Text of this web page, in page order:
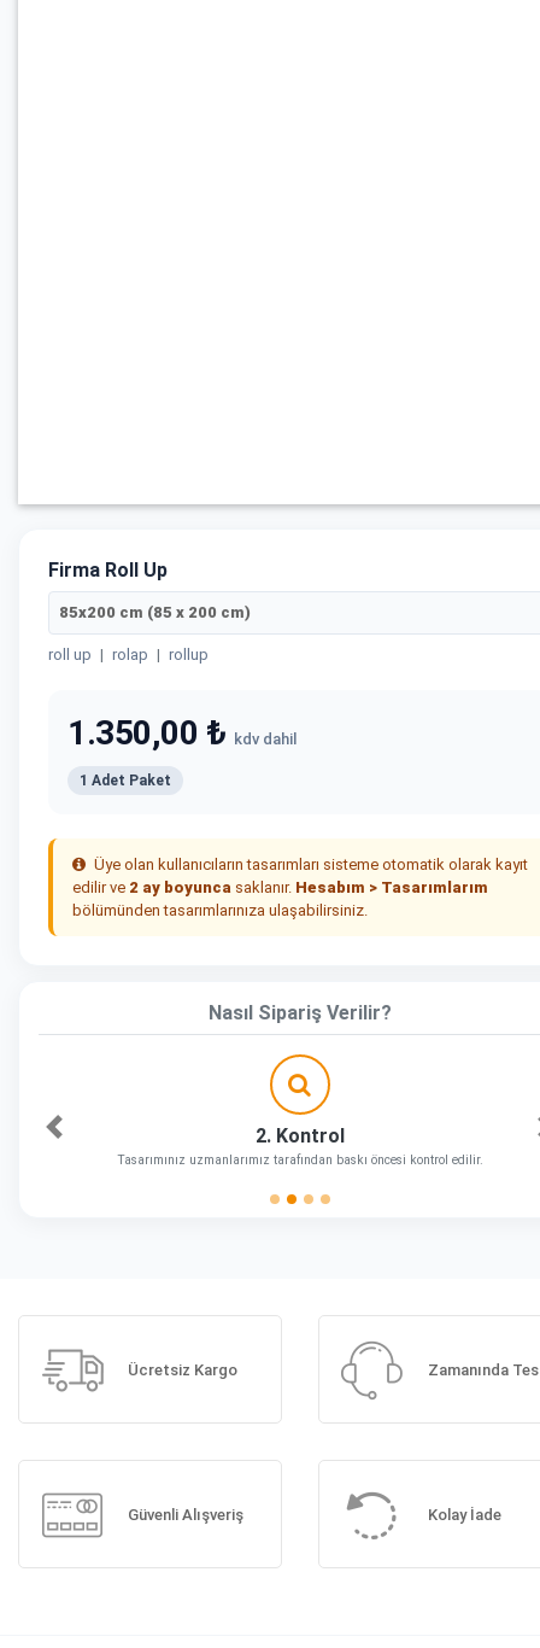
Firma Roll Up
85x200 cm (85 x 200 cm)
roll up | rolap | rollup
1.350,00 ₺ kdv dahil
1 Adet Paket
Üye olan kullanıcıların tasarımları sisteme otomatik olarak kayıt
edilir ve 2 ay boyunca saklanır. Hesabım > Tasarımlarım
bölümünden tasarımlarınıza ulaşabilirsiniz.
Nasıl Sipariş Verilir?
2. Kontrol
Tasarımınız uzmanlarımız tarafından baskı öncesi kontrol edilir.
Önceki
Ücretsiz Kargo Zamanında
Güvenli Alışveriş Kolay İade